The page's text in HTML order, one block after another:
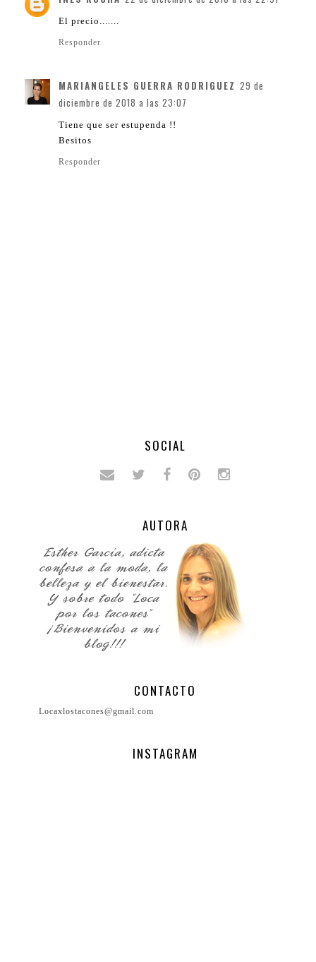
El precio.......
Responder
MARIANGELES GUERRA RODRIGUEZ 29 de
diciembre de 2018 a las 23:07
Tiene que ser estupenda !!
Besitos
Responder
SOCIAL
AUTORA
CONTACTO
Locaxlostacones@gmail.com
INSTAGRAM